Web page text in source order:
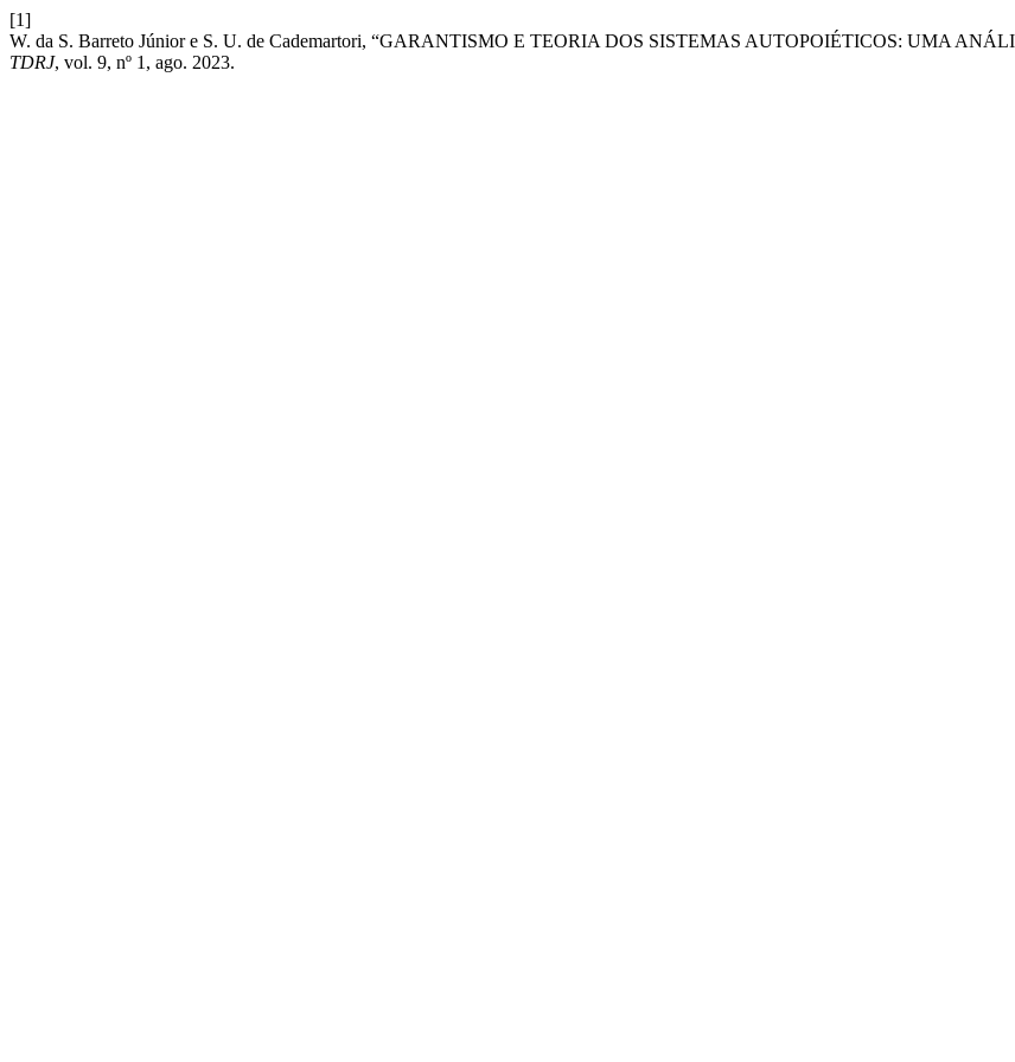
[1]
W. da S. Barreto Júnior e S. U. de Cademartori, “GARANTISMO E TEORIA DOS SISTEMAS AUTOPOIÉTICOS: UMA
TDRJ, vol. 9, nº 1, ago. 2023.